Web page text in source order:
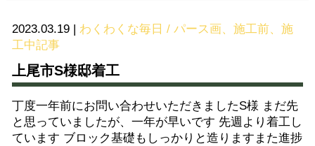
2023.03.19 | わくわくな毎日 / パース画、施工前、施
工中記事
上尾市S様邸着工
丁度一年前にお問い合わせいただきましたS様 まだ先
と思っていましたが、一年が早いです 先週より着工し
ています ブロック基礎もしっかりと造りますまた進捗